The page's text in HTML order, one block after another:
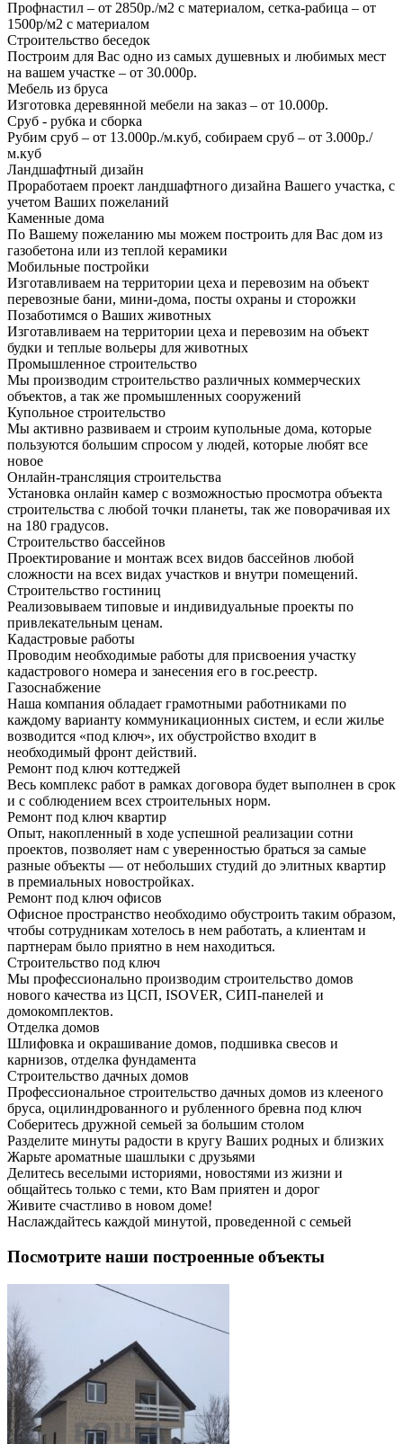
Профнастил – от 2850р./м2 с материалом, сетка-рабица – от
1500р/м2 с материалом
Строительство беседок
Построим для Вас одно из самых душевных и любимых мест
на вашем участке – от 30.000р.
Мебель из бруса
Изготовка деревянной мебели на заказ – от 10.000р.
Сруб - рубка и сборка
Рубим сруб – от 13.000р./м.куб, собираем сруб – от 3.000р./
м.куб
Ландшафтный дизайн
Проработаем проект ландшафтного дизайна Вашего участка, с
учетом Ваших пожеланий
Каменные дома
По Вашему пожеланию мы можем построить для Вас дом из
газобетона или из теплой керамики
Мобильные постройки
Изготавливаем на территории цеха и перевозим на объект
перевозные бани, мини-дома, посты охраны и сторожки
Позаботимся о Ваших животных
Изготавливаем на территории цеха и перевозим на объект
будки и теплые вольеры для животных
Промышленное строительство
Мы производим строительство различных коммерческих
объектов, а так же промышленных сооружений
Купольное строительство
Мы активно развиваем и строим купольные дома, которые
пользуются большим спросом у людей, которые любят все
новое
Онлайн-трансляция строительства
Установка онлайн камер с возможностью просмотра объекта
строительства с любой точки планеты, так же поворачивая их
на 180 градусов.
Строительство бассейнов
Проектирование и монтаж всех видов бассейнов любой
сложности на всех видах участков и внутри помещений.
Строительство гостиниц
Реализовываем типовые и индивидуальные проекты по
привлекательным ценам.
Кадастровые работы
Проводим необходимые работы для присвоения участку
кадастрового номера и занесения его в гос.реестр.
Газоснабжение
Наша компания обладает грамотными работниками по
каждому варианту коммуникационных систем, и если жилье
возводится «под ключ», их обустройство входит в
необходимый фронт действий.
Ремонт под ключ коттеджей
Весь комплекс работ в рамках договора будет выполнен в срок
и с соблюдением всех строительных норм.
Ремонт под ключ квартир
Опыт, накопленный в ходе успешной реализации сотни
проектов, позволяет нам с уверенностью браться за самые
разные объекты — от небольших студий до элитных квартир
в премиальных новостройках.
Ремонт под ключ офисов
Офисное пространство необходимо обустроить таким образом,
чтобы сотрудникам хотелось в нем работать, а клиентам и
партнерам было приятно в нем находиться.
Строительство под ключ
Мы профессионально производим строительство домов
нового качества из ЦСП, ISOVER, СИП-панелей и
домокомплектов.
Отделка домов
Шлифовка и окрашивание домов, подшивка свесов и
карнизов, отделка фундамента
Строительство дачных домов
Профессиональное строительство дачных домов из клееного
бруса, оцилиндрованного и рубленного бревна под ключ
Соберитесь дружной семьей за большим столом
Разделите минуты радости в кругу Ваших родных и близких
Жарьте ароматные шашлыки с друзьями
Делитесь веселыми историями, новостями из жизни и
общайтесь только с теми, кто Вам приятен и дорог
Живите счастливо в новом доме!
Наслаждайтесь каждой минутой, проведенной с семьей
Посмотрите наши построенные объекты